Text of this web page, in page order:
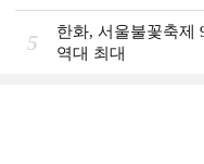
5
한화, 서울불꽃축제
역대 최대